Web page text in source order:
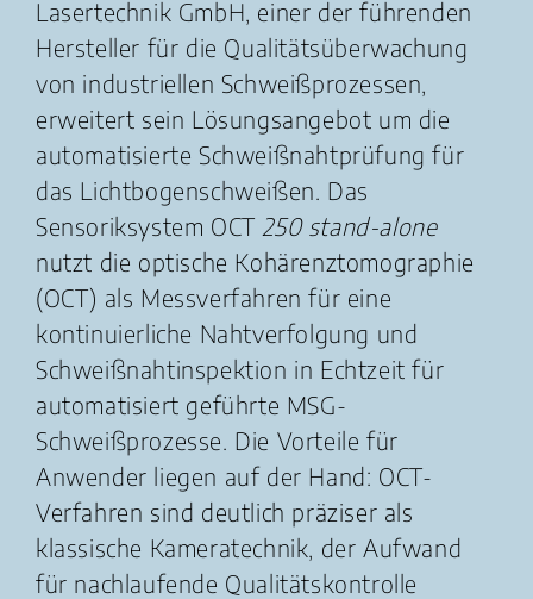
Lasertechnik GmbH, einer der führenden
Hersteller für die Qualitätsüberwachung
von industriellen Schweißprozessen,
erweitert sein Lösungsangebot um die
automatisierte Schweißnahtprüfung für
das Lichtbogenschweißen. Das
Sensoriksystem OCT 250 stand-alone
nutzt die optische Kohärenztomographie
(OCT) als Messverfahren für eine
kontinuierliche Nahtverfolgung und
Schweißnahtinspektion in Echtzeit für
automatisiert geführte MSG-
Schweißprozesse. Die Vorteile für
Anwender liegen auf der Hand: OCT-
Verfahren sind deutlich präziser als
klassische Kameratechnik, der Aufwand
für nachlaufende Qualitätskontrolle